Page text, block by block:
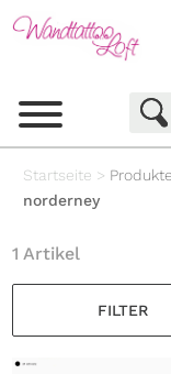
Startseite >
norderney
FILTER
1 Artikel